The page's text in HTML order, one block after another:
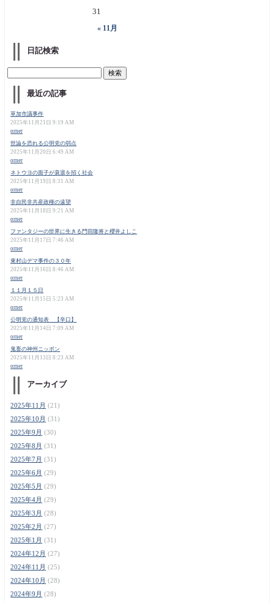
« 11月
31
日記検索
最近の記事
草加市議事件
2025年11月21日 9:19 AM
orner
世論を恐れる公明党の弱点
2025年11月20日 6:49 AM
orner
ネトウヨの面子が衰退を招く社会
2025年11月19日 8:31 AM
orner
非自民非共産政権の遠望
2025年11月18日 9:21 AM
orner
ファンタジーの世界に生きる門田隆将と櫻井よしこ
2025年11月17日 7:46 AM
orner
東村山デマ事件の３０年
2025年11月16日 8:46 AM
orner
１１月１５日
2025年11月15日 5:23 AM
orner
公明党の通知表 【辛口】
2025年11月14日 7:09 AM
orner
鬼畜の神州ニッポン
2025年11月13日 8:23 AM
orner
アーカイブ
2025年11月 (21)
2025年10月 (31)
2025年9月 (30)
2025年8月 (31)
2025年7月 (31)
2025年6月 (29)
2025年5月 (29)
2025年4月 (29)
2025年3月 (28)
2025年2月 (27)
2025年1月 (31)
2024年12月 (27)
2024年11月 (25)
2024年10月 (28)
2024年9月 (28)